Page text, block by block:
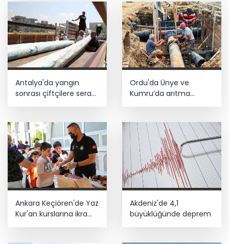
Antalya'da yangın
sonrası çiftçilere sera
Ordu'da Ünye ve
Kumru’da arıtma
Ankara Keçiören'de Yaz
Kur'an kurslarına ikram
desteği
Akdeniz'de 4,1
büyüklüğünde deprem